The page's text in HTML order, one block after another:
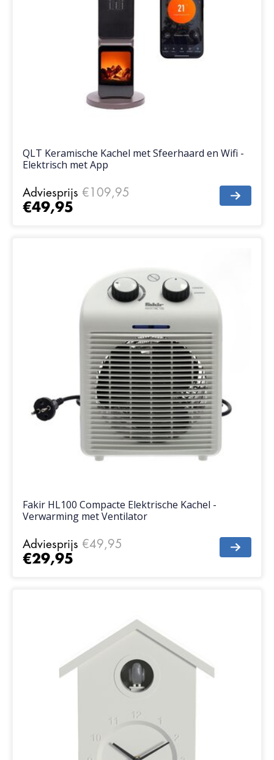
QLT Keramische Kachel met Sfeerhaard en Wifi -
Elektrisch met App
Adviesprijs €109,95
€49,95
Fakir HL100 Compacte Elektrische Kachel -
Verwarming met Ventilator
Adviesprijs €49,95
€29,95